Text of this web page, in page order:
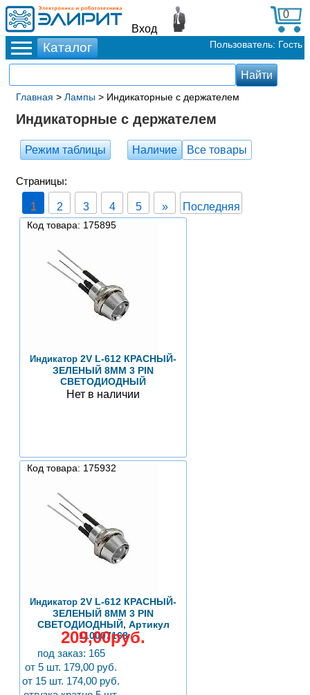
Вход
0
Пользователь: Гость
Главная > Лампы > Индикаторные с держателем
Индикаторные с держателем
Режим таблицы Наличие Все товары
Страницы:
1 2 3 4 5 » Последняя
Код товара: 175895
Индикатор 2V L-612 КРАСНЫЙ-
ЗЕЛЕНЫЙ 8ММ 3 PIN
СВЕТОДИОДНЫЙ
Нет в наличии
Код товара: 175932
Индикатор 2V L-612 КРАСНЫЙ-
ЗЕЛЕНЫЙ 8ММ 3 PIN
СВЕТОДИОДНЫЙ, Артикул
110007168
209,00руб.
под заказ: 165
от 5 шт. 179,00 руб.
от 15 шт. 174,00 руб.